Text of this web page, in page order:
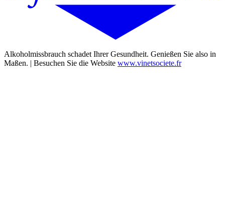
Alkoholmissbrauch schadet Ihrer Gesundheit. Genießen Sie also in
Maßen. | Besuchen Sie die Website www.vinetsociete.fr